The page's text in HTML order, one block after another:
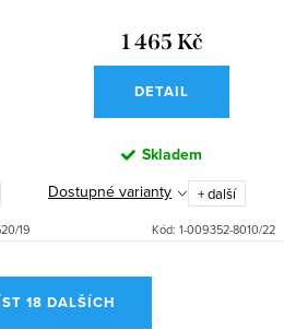
19
1 465 Kč
DETAIL
Skladem
Dostupné varianty
+ další
Kód: 1-009352-8010/22
18 DALŠÍCH